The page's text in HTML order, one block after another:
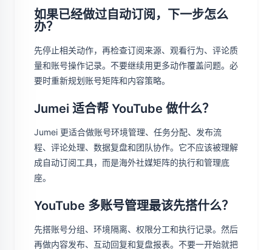
如果已经做过自动订阅，下一步怎么
办？
先停止相关动作，再检查订阅来源、观看行为、评论质
量和账号操作记录。不要继续用更多动作覆盖问题。必
要时重新规划账号矩阵和内容策略。
Jumei 适合帮 YouTube 做什么？
Jumei 更适合做账号环境管理、任务分配、发布流
程、评论处理、数据复盘和团队协作。它不应该被理解
成自动订阅工具，而是海外社媒矩阵的执行和管理底
座。
YouTube 多账号管理最该先搭什么？
先搭账号分组、环境隔离、权限分工和执行记录。然后
再做内容发布、互动回复和复盘报表。不要一开始就把